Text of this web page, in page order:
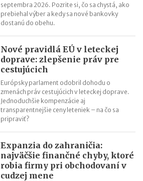
septembra 2026. Pozrite si, čo sa chystá, ako
prebiehal výber a kedy sa nové bankovky
dostanú do obehu.
Nové pravidlá EÚ v leteckej
doprave: zlepšenie práv pre
cestujúcich
Európsky parlament odobril dohodu o
zmenách práv cestujúcich v leteckej doprave.
Jednoduchšie kompenzácie aj
transparentnejšie ceny leteniek – na čo sa
pripraviť?
Expanzia do zahraničia:
najväčšie finančné chyby, ktoré
robia firmy pri obchodovaní v
cudzej mene